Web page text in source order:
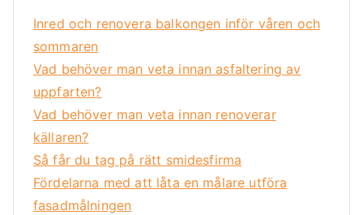
Inred och renovera balkongen inför våren och
sommaren
Vad behöver man veta innan asfaltering av
uppfarten?
Vad behöver man veta innan renoverar
källaren?
Så får du tag på rätt smidesfirma
Fördelarna med att låta en målare utföra
fasadmålningen